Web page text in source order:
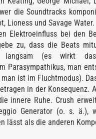
die Soundtracks
Lioness und Savage Water.
Elektroeinfluss bei den
zu, dass die Beats
(es wirkt das
Parasympathikus, man
ist im Fluchtmodus).
in der Konsequenz.
innere Ruhe. Crush
Generator (o. s. ä.),
lässt als die anderen